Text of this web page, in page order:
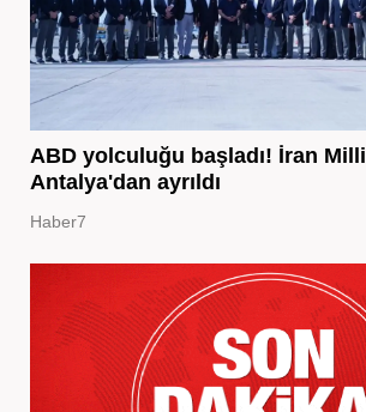
ABD yolculuğu başladı! İran Milli
Antalya'dan ayrıldı
Haber7